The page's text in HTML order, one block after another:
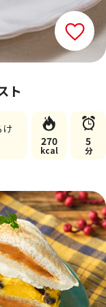
ト
け
270
kcal
5
分